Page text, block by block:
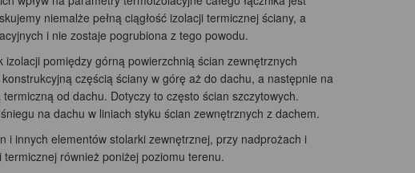
niemalże pełną ciągłość izolacji termicznej ściany, a
i nie zostaje pogrubiona z tego powodu.
pomiędzy górną powierzchnią ścian zewnętrznych
częścią ściany w górę aż do dachu, a następnie na
od dachu. Dotyczy to często ścian szczytowych.
na dachu w liniach styku ścian zewnętrznych z dachem.
i innych elementów stolarki zewnętrznej, przy nadprożach i
również poniżej poziomu terenu.